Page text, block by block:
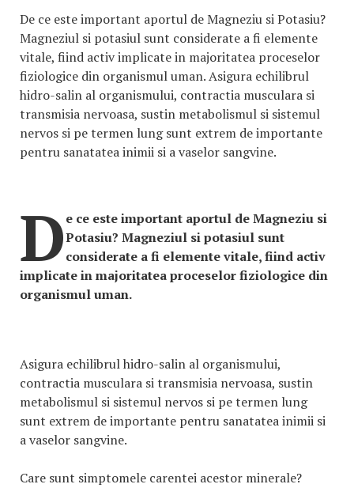
De ce este important aportul de Magneziu si Potasiu?
Magneziul si potasiul sunt considerate a fi elemente
vitale, fiind activ implicate in majoritatea proceselor
fiziologice din organismul uman. Asigura echilibrul
hidro-salin al organismului, contractia musculara si
transmisia nervoasa, sustin metabolismul si sistemul
nervos si pe termen lung sunt extrem de importante
pentru sanatatea inimii si a vaselor sangvine.
De ce este important aportul de Magneziu si
Potasiu? Magneziul si potasiul sunt
considerate a fi elemente vitale, fiind activ
implicate in majoritatea proceselor fiziologice din
organismul uman.
Asigura echilibrul hidro-salin al organismului,
contractia musculara si transmisia nervoasa, sustin
metabolismul si sistemul nervos si pe termen lung
sunt extrem de importante pentru sanatatea inimii si
a vaselor sangvine.
Care sunt simptomele carentei acestor minerale?